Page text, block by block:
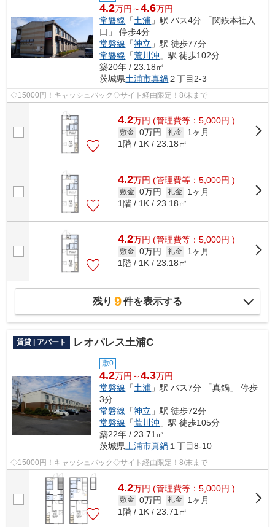
4.2万円～4.6万円
常磐線 「土浦 」駅 バス4分 「関鉄本社入
口」 停歩4分
常磐線 「神立 」駅 徒歩77分
常磐線 「荒川沖 」駅 徒歩102分
築20年 / 23.18㎡
茨城県土浦市真鍋２丁目2-3
◇15000円！キャッシュバック◇サイト経由限定！8/末まで
4.2万円 (管理費等：5,000円 )
敷金 0万円 礼金
1ヶ月
1階 / 1K / 23.18㎡
4.2万円 (管理費等：5,000円 )
敷金 0万円 礼金
1ヶ月
1階 / 1K / 23.18㎡
4.2万円 (管理費等：5,000円 )
敷金 0万円 礼金
1ヶ月
1階 / 1K / 23.18㎡
残り 9件を表示する
賃貸 | アパート レオパレス土浦C
敷0
4.2万円～4.3万円
常磐線 「土浦 」駅 バス7分 「真鍋」 停歩
3分
常磐線 「神立 」駅 徒歩72分
常磐線 「荒川沖 」駅 徒歩105分
築22年 / 23.71㎡
茨城県土浦市真鍋１丁目8-10
◇15000円！キャッシュバック◇サイト経由限定！8/末まで
4.2万円 (管理費等：5,000円 )
敷金 0万円 礼金
1ヶ月
1階 / 1K / 23.71㎡